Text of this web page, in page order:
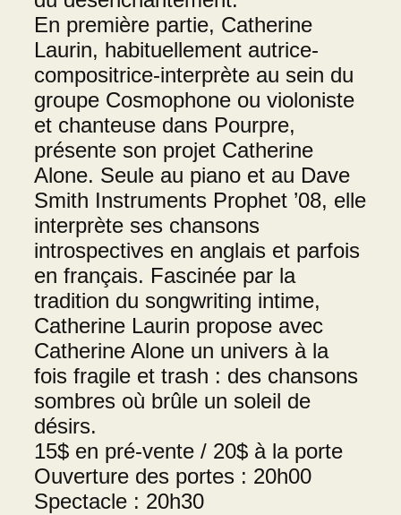
En première partie, Catherine
Laurin, habituellement autrice-
compositrice-interprète au sein du
groupe Cosmophone ou violoniste
et chanteuse dans Pourpre,
présente son projet Catherine
Alone. Seule au piano et au Dave
Smith Instruments Prophet ’08, elle
interprète ses chansons
introspectives en anglais et parfois
en français. Fascinée par la
tradition du songwriting intime,
Catherine Laurin propose avec
Catherine Alone un univers à la
fois fragile et trash : des chansons
sombres où brûle un soleil de
désirs.
15$ en pré-vente / 20$ à la porte
Ouverture des portes : 20h00
Spectacle : 20h30